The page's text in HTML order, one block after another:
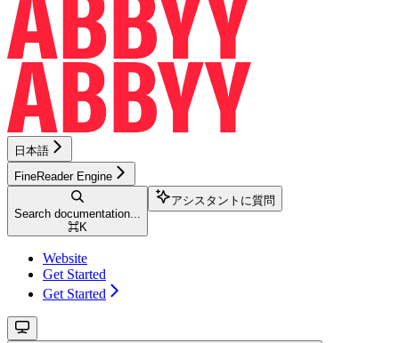
日本語
FineReader Engine
Search documentation...
⌘K
アシスタントに質問
Website
Get Started
Get Started